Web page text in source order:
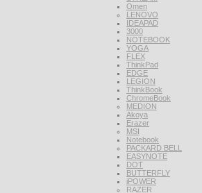
Omen
LENOVO
IDEAPAD
3000
NOTEBOOK
YOGA
FLEX
ThinkPad
EDGE
LEGION
ThinkBook
ChromeBook
MEDION
Akoya
Erazer
MSI
Notebook
PACKARD BELL
EASYNOTE
DOT
BUTTERFLY
iPOWER
RAZER